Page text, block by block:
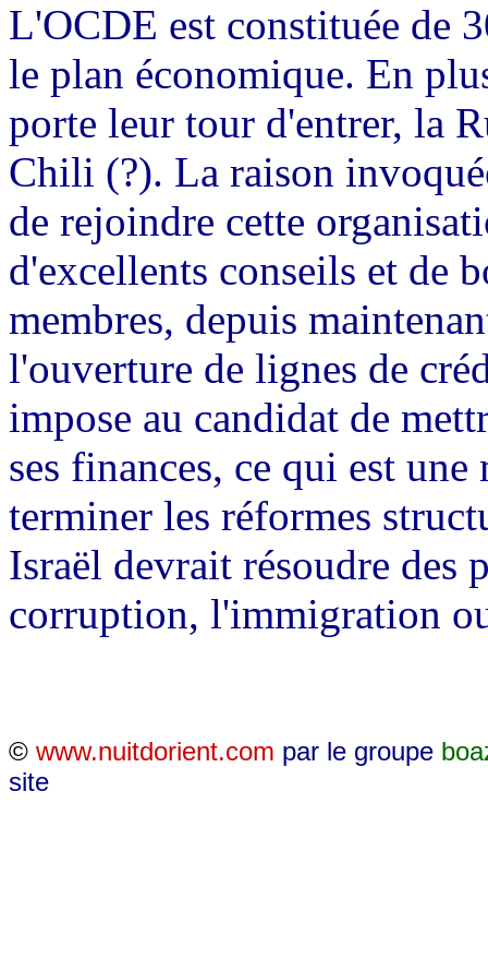
L'OCDE est constituée de
le plan économique. En
porte leur tour d'entrer, la
Chili (?). La raison
de rejoindre cette
d'excellents conseils et de
membres, depuis
l'ouverture de lignes de
impose au candidat de
ses finances, ce qui est
terminer les réformes
Israël devrait résoudre des
corruption, l'immigration
© www.nuitdorient.com par le groupe
site